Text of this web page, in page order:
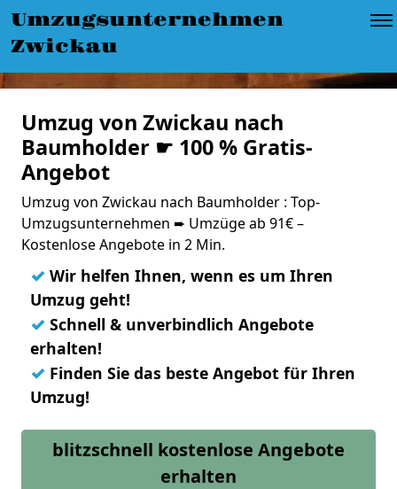
Umzugsunternehmen
Zwickau
Umzug von Zwickau nach
Baumholder ☛ 100 % Gratis-
Angebot
Umzug von Zwickau nach Baumholder : Top-
Umzugsunternehmen ➨ Umzüge ab 91€ –
Kostenlose Angebote in 2 Min.
✓ Wir helfen Ihnen, wenn es um Ihren
Umzug geht!
✓ Schnell & unverbindlich Angebote
erhalten!
✓ Finden Sie das beste Angebot für Ihren
Umzug!
blitzschnell kostenlose Angebote
erhalten